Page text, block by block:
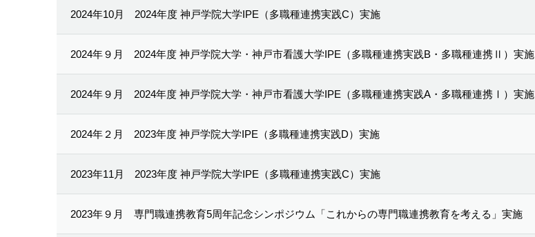
2024年10月 2024年度 神戸学院大学IPE（多職種連携実践C）実施
2024年９月 2024年度 神戸学院大学・神戸市看護大学IPE（多職種連携実践B・多職種連携Ⅱ）実施
2024年９月 2024年度 神戸学院大学・神戸市看護大学IPE（多職種連携実践A・多職種連携Ⅰ）実施
2024年２月 2023年度 神戸学院大学IPE（多職種連携実践D）実施
2023年11月 2023年度 神戸学院大学IPE（多職種連携実践C）実施
2023年９月 専門職連携教育5周年記念シンポジウム「これからの専門職連携教育を考える」実施